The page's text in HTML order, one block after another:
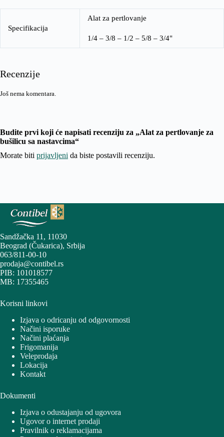
Specifikacija
Alat za pertlovanje
1/4 – 3/8 – 1/2 – 5/8 – 3/4"
Recenzije
Još nema komentara.
Budite prvi koji će napisati recenziju za „Alat za pertlovanje za
bušilicu sa nastavcima“
Morate biti prijavljeni da biste postavili recenziju.
Sandžačka 11, 11030
Beograd (Čukarica), Srbija
063/811-00-10
prodaja@contibel.rs
PIB: 101018577
MB: 17355465
Korisni linkovi
Izjava o odricanju od odgovornosti
Načini isporuke
Načini plaćanja
Frigomanija
Veleprodaja
Lokacija
Kontakt
Dokumenti
Izjava o odustajanju od ugovora
Ugovor o internet prodaji
Pravilnik o reklamacijama